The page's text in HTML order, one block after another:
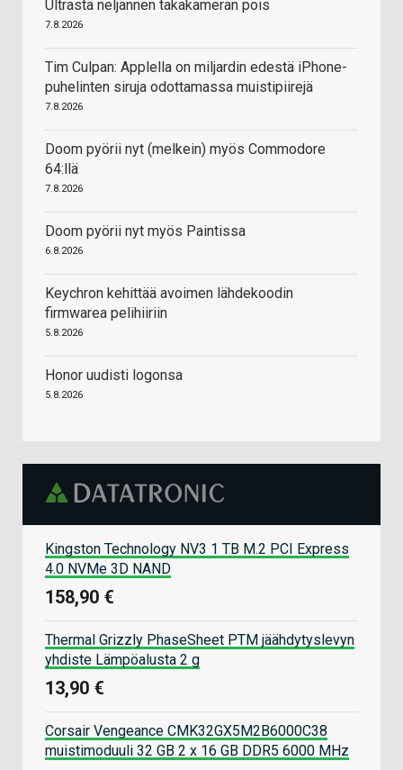
Ultrasta neljännen takakameran pois
7.8.2026
Tim Culpan: Applella on miljardin edestä iPhone-
puhelinten siruja odottamassa muistipiirejä
7.8.2026
Doom pyörii nyt (melkein) myös Commodore
64:llä
7.8.2026
Doom pyörii nyt myös Paintissa
6.8.2026
Keychron kehittää avoimen lähdekoodin
firmwarea pelihiiriin
5.8.2026
Honor uudisti logonsa
5.8.2026
Kingston Technology NV3 1 TB M.2 PCI Express
4.0 NVMe 3D NAND
158,90 €
Thermal Grizzly PhaseSheet PTM jäähdytyslevyn
yhdiste Lämpöalusta 2 g
13,90 €
Corsair Vengeance CMK32GX5M2B6000C38
muistimoduuli 32 GB 2 x 16 GB DDR5 6000 MHz